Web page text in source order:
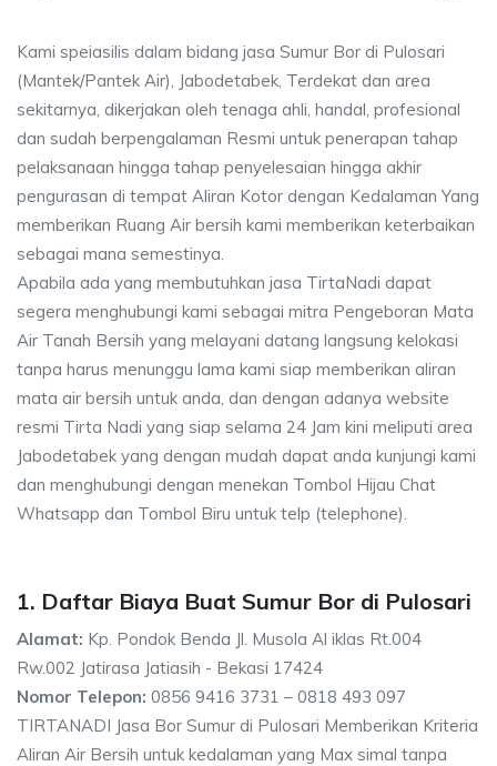
Kami speiasilis dalam bidang jasa Sumur Bor di Pulosari
(Mantek/Pantek Air), Jabodetabek, Terdekat dan area
sekitarnya, dikerjakan oleh tenaga ahli, handal, profesional
dan sudah berpengalaman Resmi untuk penerapan tahap
pelaksanaan hingga tahap penyelesaian hingga akhir
pengurasan di tempat Aliran Kotor dengan Kedalaman Yang
memberikan Ruang Air bersih kami memberikan keterbaikan
sebagai mana semestinya.
Apabila ada yang membutuhkan jasa TirtaNadi dapat
segera menghubungi kami sebagai mitra Pengeboran Mata
Air Tanah Bersih yang melayani datang langsung kelokasi
tanpa harus menunggu lama kami siap memberikan aliran
mata air bersih untuk anda, dan dengan adanya website
resmi Tirta Nadi yang siap selama 24 Jam kini meliputi area
Jabodetabek yang dengan mudah dapat anda kunjungi kami
dan menghubungi dengan menekan Tombol Hijau Chat
Whatsapp dan Tombol Biru untuk telp (telephone).
1. Daftar Biaya Buat Sumur Bor di Pulosari
Alamat: Kp. Pondok Benda Jl. Musola Al iklas Rt.004
Rw.002 Jatirasa Jatiasih - Bekasi 17424
Nomor Telepon: 0856 9416 3731 – 0818 493 097
TIRTANADI Jasa Bor Sumur di Pulosari Memberikan Kriteria
Aliran Air Bersih untuk kedalaman yang Max simal tanpa